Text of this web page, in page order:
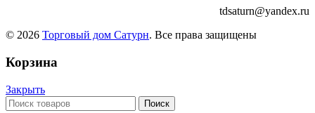
tdsaturn@yandex.ru
© 2026 Торговый дом Сатурн. Все права защищены
Корзина
Закрыть
Поиск